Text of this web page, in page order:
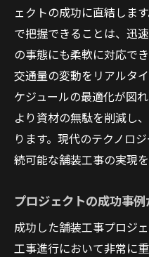
ェクトの成功に直結しま
で把握できることは、迅
の事態にも柔軟に対応で
交通量の変動をリアルタ
ケジュールの最適化が図
より資材の無駄を削減し
ります。現代のテクノロ
続可能な舗装工事の実現
プロジェクトの成功事
成功した舗装工事プロジ
工事進行において非常に